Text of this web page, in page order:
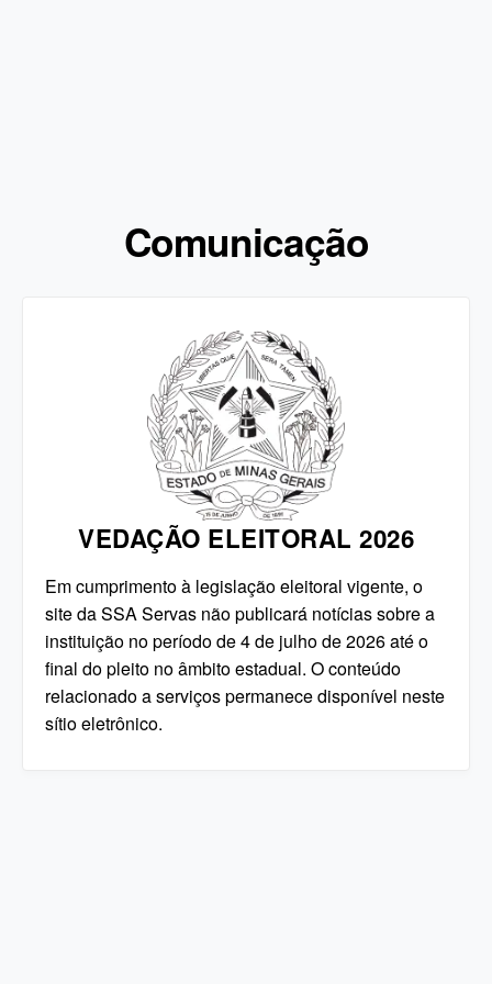
Comunicação
VEDAÇÃO ELEITORAL 2026
Em cumprimento à legislação eleitoral vigente, o
site da SSA Servas não publicará notícias sobre a
instituição no período de 4 de julho de 2026 até o
final do pleito no âmbito estadual. O conteúdo
relacionado a serviços permanece disponível neste
sítio eletrônico.